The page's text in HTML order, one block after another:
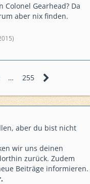
Gearhead? Da
aber nix finden.
)
… 255
aber du bist nicht
wir uns deinen
zurück. Zudem
Beiträge informieren.